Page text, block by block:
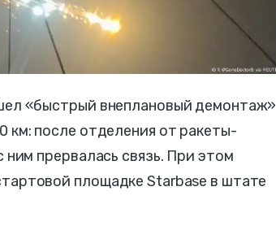
«быстрый внеплановый демонтаж»
км: после отделения от ракеты-
ним прервалась связь. При этом
площадке Starbase в штате